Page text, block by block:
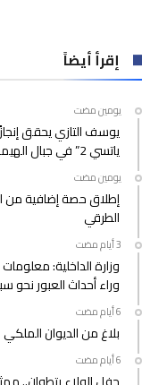
مشاريع
التجزئات
والمجموعات
السكنية
مغلقة
إقرأ أيضاً
‫‫‫‏‫يومين مضت‬
يوسف التازي يحقق
ياتسي 2” في جبال الهيمالايا
‫‫‫‏‫يومين مضت‬
إطلاق حصة إضافية من
الطرقي
وزارة الداخلية:
وراء أحداث العبور نحو
بلاغ من الديوان الملكي